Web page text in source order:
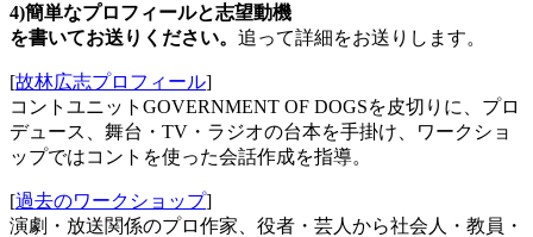
4)簡単なプロフィールと志望動機
を書いてお送りください。 追って詳細をお送りします。
[故林広志プロフィール]
コントユニットGOVERNMENT OF DOGSを皮切りに、プロ
デュース、舞台・TV・ラジオの台本を手掛け、ワークショ
ップではコントを使った会話作成を指導。
[過去のワークショップ]
演劇・放送関係のプロ作家、役者・芸人から社会人・教員・